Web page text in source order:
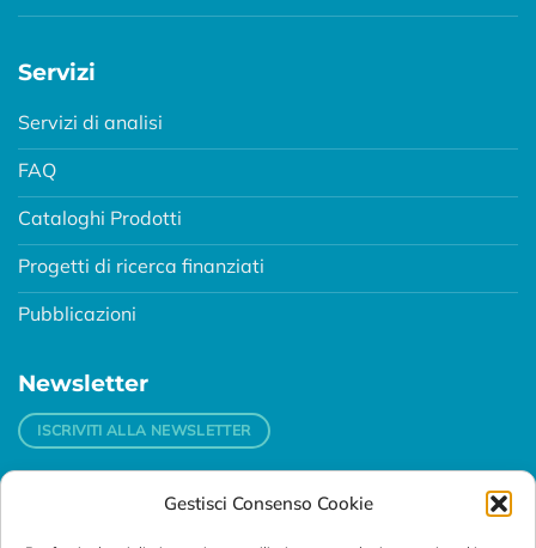
Gestisci Consenso Cookie
Servizi
Servizi di analisi
FAQ
Cataloghi Prodotti
Progetti di ricerca finanziati
Pubblicazioni
Newsletter
ISCRIVITI ALLA NEWSLETTER